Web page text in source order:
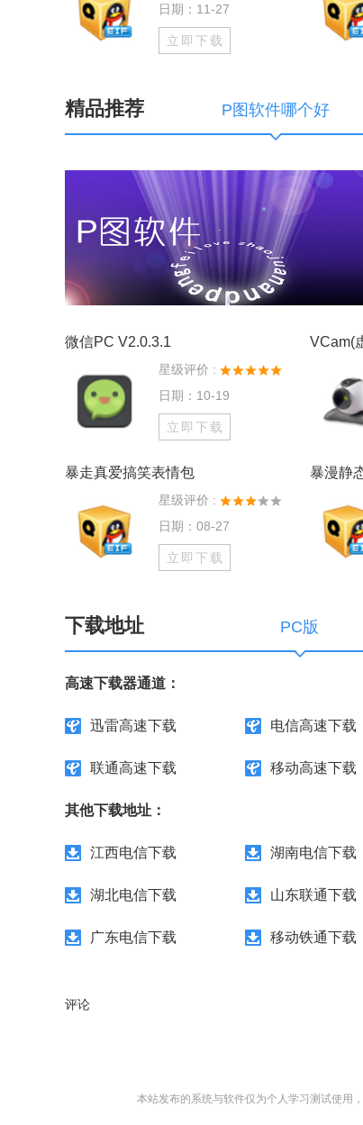
日期：11-27
立即下载
精品推荐 P图软件哪个好
微信PC V2.0.3.1
星级评价 :
日期：10-19
立即下载
暴走真爱搞笑表情包
星级评价 :
日期：08-27
立即下载
暴漫静
下载地址 PC版
高速下载器通道：
迅雷高速下载 电信高速下载
联通高速下载 移动高速下载
其他下载地址：
江西电信下载 湖南电信下载
湖北电信下载 山东联通下载
广东电信下载 移动铁通下载
评论
本站发布的系统与软件仅为个人学习测试使用